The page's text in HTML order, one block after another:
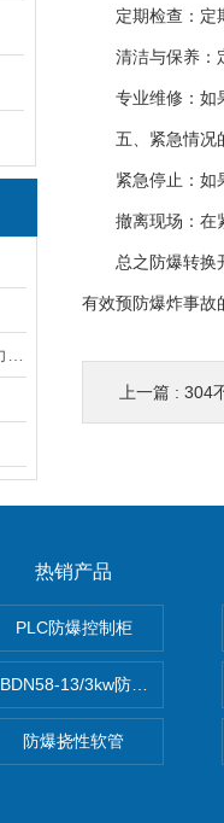
定期检查：定期
清洁与保养：定
专业维修：如果
五、紧急情况
紧急停止：如果
撤离现场：在紧
总之防爆转换开
有效预防爆炸事故
上一篇 : 304
热销产品
PLC防爆控制柜
BDN58-13/3kw防爆电热油汀
防爆挠性软管